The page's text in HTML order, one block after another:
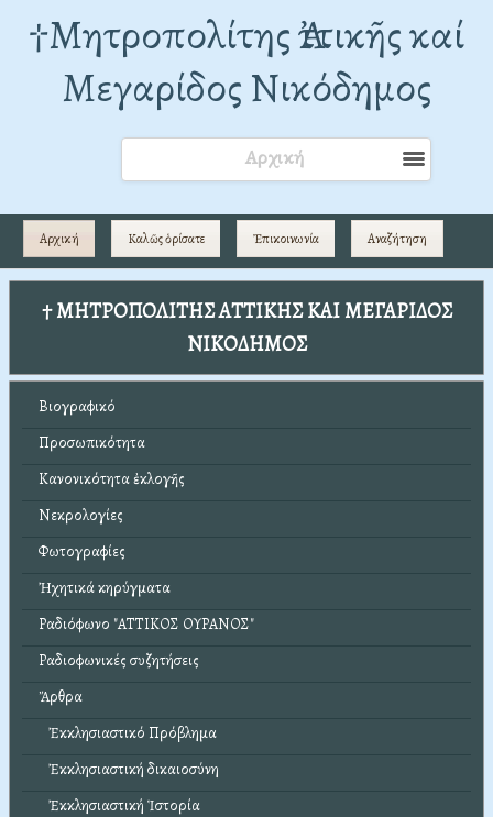
†Mητροπολίτης Ἀττικῆς καί
Μεγαρίδος Νικόδημος
Αρχική
Αρχική Καλῶς ὁρίσατε Ἐπικοινωνία Αναζήτηση
† ΜΗΤΡΟΠΟΛΙΤΗΣ ΑΤΤΙΚΗΣ ΚΑΙ ΜΕΓΑΡΙΔΟΣ
ΝΙΚΟΔΗΜΟΣ
Βιογραφικό
Προσωπικότητα
Κανονικότητα ἐκλογῆς
Νεκρολογίες
Φωτογραφίες
Ἠχητικά κηρύγματα
Ραδιόφωνο "ΑΤΤΙΚΟΣ ΟΥΡΑΝΟΣ"
Ραδιοφωνικές συζητήσεις
Ἄρθρα
Ἐκκλησιαστικό Πρόβλημα
Ἐκκλησιαστική δικαιοσύνη
Ἐκκλησιαστική Ἱστορία